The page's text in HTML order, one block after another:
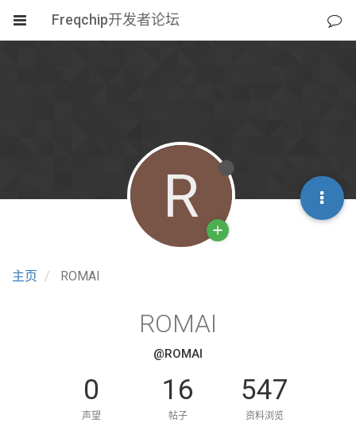
Freqchip开发者论坛
主页 ROMAI
R
ROMAI
@ROMAI
0
声望
16
帖子
547
资料浏览